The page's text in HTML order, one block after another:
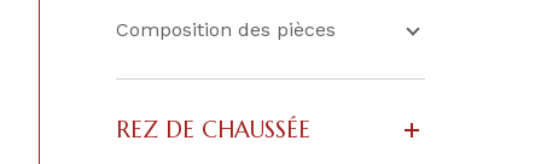
Composition des pièces
REZ DE CHAUSSÉE